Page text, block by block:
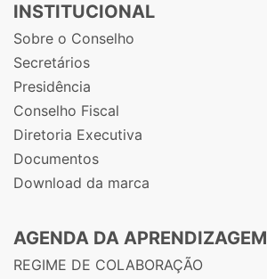
INSTITUCIONAL
Sobre o Conselho
Secretários
Presidência
Conselho Fiscal
Diretoria Executiva
Documentos
Download da marca
AGENDA DA APRENDIZAGEM
REGIME DE COLABORAÇÃO